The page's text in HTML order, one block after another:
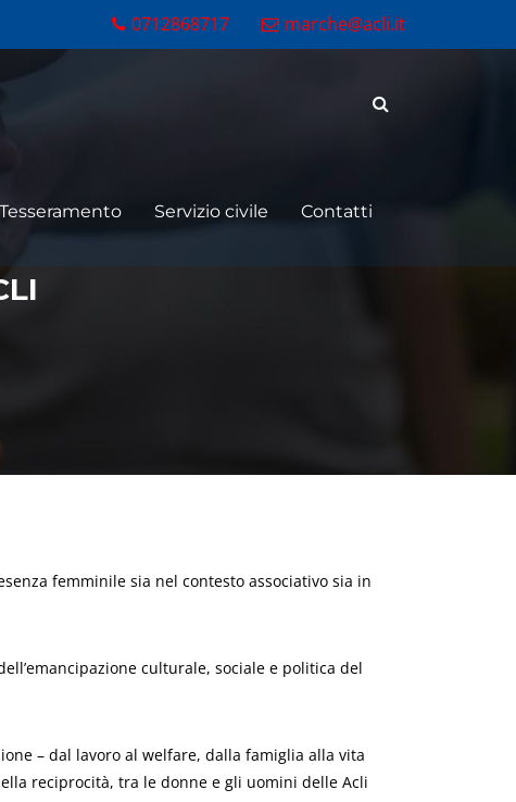
0712868717 marche@acli.it
Tesseramento Servizio civile Contatti
femminile sia nel contesto associativo sia in
culturale, sociale e politica del
– dal lavoro al welfare, dalla famiglia alla vita
reciprocità, tra le donne e gli uomini delle Acli